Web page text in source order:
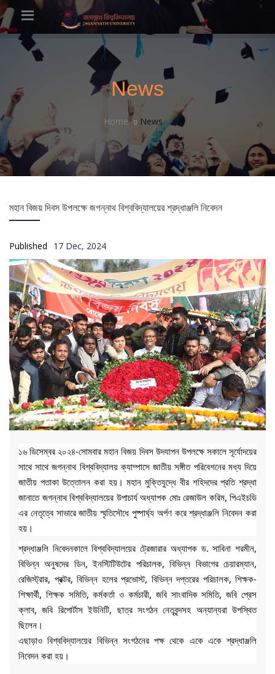
News
Home News
মহান বিজয় দিবস উপলক্ষে জগন্নাথ বিশ্ববিদ্যালয়ের শ্রদ্ধাঞ্জলি নিবেদন
Published 17 Dec, 2024
১৬ ডিসেম্বর ২০২৪-সোমবার মহান বিজয় দিবস উদযাপন উপলক্ষে সকালে সূর্যোদয়ের
সাথে সাথে জগন্নাথ বিশ্ববিদ্যালয় ক্যাম্পাসে জাতীয় সঙ্গীত পরিবেশনের মধ্য দিয়ে
জাতীয় পতাকা উত্তোলন করা হয়। মহান মুক্তিযুদ্ধে বীর শহিদদের প্রতি শ্রদ্ধা
জানাতে জগন্নাথ বিশ্ববিদ্যালয়ের উপাচার্য অধ্যাপক মোঃ রেজাউল করিম, পিএইচডি
এর নেতৃত্বে সাভারে জাতীয় স্মৃতিসৌধে পুষ্পার্ঘ্য অর্পণ করে শ্রদ্ধাঞ্জলি নিবেদন করা
হয়।
শ্রদ্ধাঞ্জলি নিবেদনকালে বিশ্ববিদ্যালয়ের ট্রেজারার অধ্যাপক ড. সাবিনা শরমীন,
বিভিন্ন অনুষদের ডিন, ইনস্টিটিউটের পরিচালক, বিভিন্ন বিভাগের চেয়ারম্যান,
রেজিস্ট্রার, প্রক্টর, বিভিন্ন হলের প্রভোস্ট, বিভিন্ন দপ্তরের পরিচালক, শিক্ষক-
শিক্ষার্থী, শিক্ষক সমিতি, কর্মকর্তা ও কর্মচারী, জবি সাংবাদিক সমিতি, জবি প্রেস
ক্লাব, জবি রিপোর্টাস ইউনিটি, ছাত্র সংগঠন নেতৃবৃন্দসহ অন্যান্যরা উপস্থিত
ছিলেন।
এছাড়াও বিশ্ববিদ্যালয়ের বিভিন্ন সংগঠনের পক্ষ থেকে একে একে শ্রদ্ধাঞ্জলি
নিবেদন করা হয়।